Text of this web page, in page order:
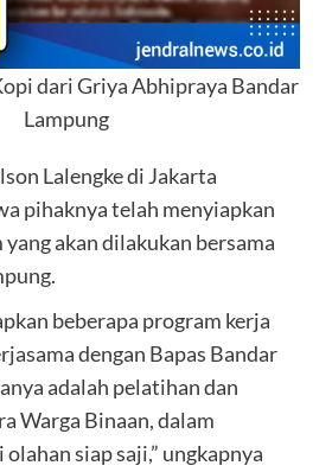
dari Griya Abhipraya Bandar
Lampung
Lalengke di Jakarta
pihaknya telah menyiapkan
akan dilakukan bersama
beberapa program kerja
dengan Bapas Bandar
adalah pelatihan dan
Warga Binaan, dalam
siap saji,” ungkapnya